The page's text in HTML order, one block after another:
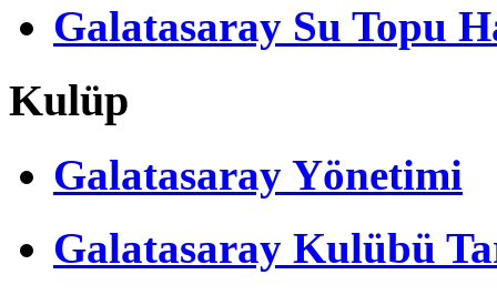
Galatasaray Su Topu
Kulüp
Galatasaray Yönetimi
Galatasaray Kulübü